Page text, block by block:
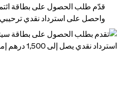
قدّم طلب الحصول على بطاقة
واحصل على استرداد نقدي